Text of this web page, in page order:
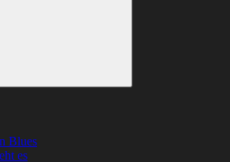
Suchen
Blues
es